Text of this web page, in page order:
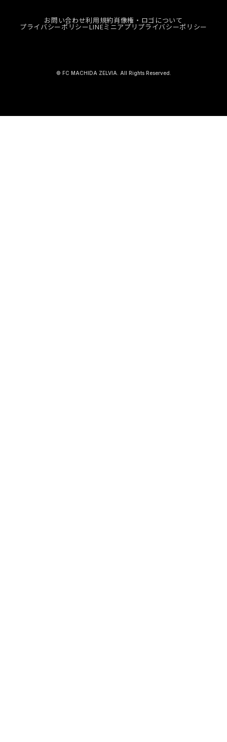
お問い合わせ利用規約肖像権・ロゴについて
プライバシーポリシーLINEミニアプリプライバシーポリシー
© FC MACHIDA ZELVIA. All Rights Reserved.